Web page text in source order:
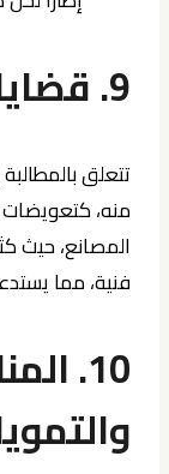
9. قضايا التأمين التجاري
تتعلق
منه، كتعويضات
المصانع، حيث
فنية، مما
10.